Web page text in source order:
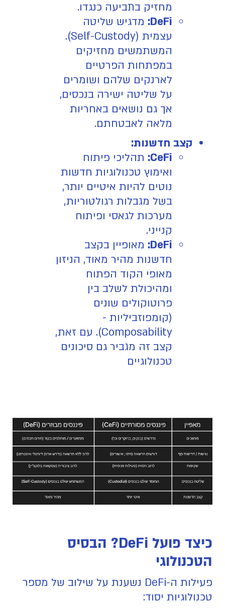
מחזיק בתביעה כנגדו.
DeFi: מדגיש שליטה
עצמית (Self-Custody).
המשתמשים מחזיקים
במפתחות הפרטיים
לארנקים שלהם ושומרים
על שליטה ישירה בנכסים,
אך גם נושאים באחריות
מלאה לאבטחתם.
קצב חדשנות:
CeFi: תהליכי פיתוח
ואימוץ טכנולוגיות חדשות
נוטים להיות איטיים יותר,
בשל מגבלות רגולטוריות,
מערכות לגאסי ופיתוח
קנייני.
DeFi: מאופיין בקצב
חדשנות מהיר מאוד, הניזון
מאופי הקוד הפתוח
ומהיכולת לשלב בין
פרוטוקולים שונים
(קומפוזביליות -
Composability). עם זאת,
קצב זה מגביר גם סיכונים
טכנולוגיים
כיצד פועל DeFi? הבסיס
הטכנולוגי
פעילות ה-DeFi נשענת על שילוב של מספר
טכנולוגיות יסוד: